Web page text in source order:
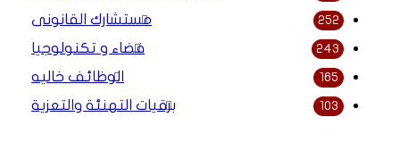
مستشارك القانونى 252
فضاء و تكنولوجيا 243
الوظائف خاليه 165
برقيات التهنئة والتعزية 103